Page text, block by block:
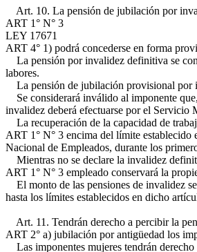
Art. 10. La pensión de jubilación por
ART 1° N° 3
LEY 17671
ART 4° 1) podrá concederse en forma
La pensión por invalidez definitiva se
labores.
La pensión de jubilación provisional por
Se considerará inválido al imponente
invalidez deberá efectuarse por el Servicio
La recuperación de la capacidad de
ART 1° N° 3 encima del límite establecido
Nacional de Empleados, durante los
Mientras no se declare la invalidez
ART 1° N° 3 empleado conservará la
El monto de las pensiones de invalidez
hasta los límites establecidos en dicho
Art. 11. Tendrán derecho a percibir la
ART 2° a) jubilación por antigüedad los
Las imponentes mujeres tendrán